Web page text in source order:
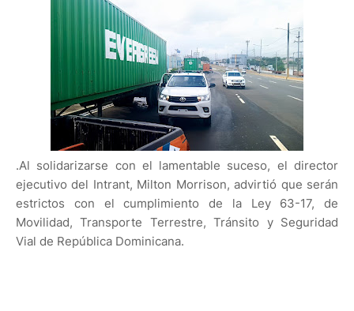
.Al solidarizarse con el lamentable suceso, el director
ejecutivo del Intrant, Milton Morrison, advirtió que serán
estrictos con el cumplimiento de la Ley 63-17, de
Movilidad, Transporte Terrestre, Tránsito y Seguridad
Vial de República Dominicana.